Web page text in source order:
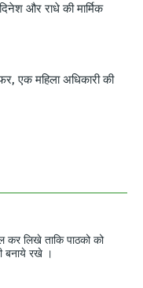
और राधे की मार्मिक
एक महिला अधिकारी की
लिखे ताकि पाठको को
बनाये रखे ।